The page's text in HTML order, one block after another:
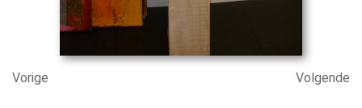
Vorige Volgende